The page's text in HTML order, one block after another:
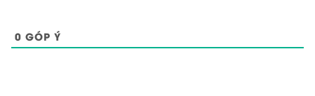
0 GÓP Ý